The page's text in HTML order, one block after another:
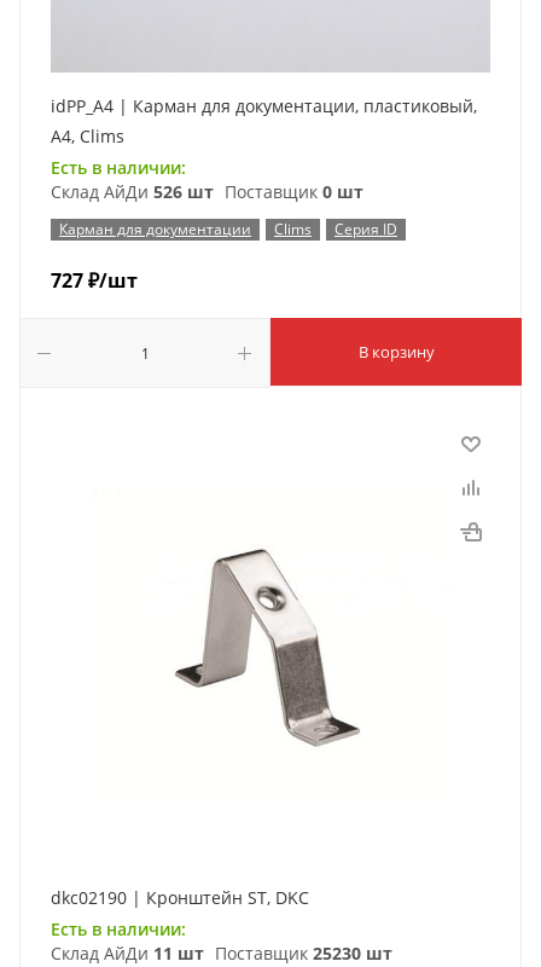
idPP_A4 | Карман для документации, пластиковый,
A4, Clims
Есть в наличии:
Склад АйДи 526 шт Поставщик 0 шт
Карман для документации Clims Серия ID
727₽/шт
В корзину
dkc02190 | Кронштейн ST, DKC
Есть в наличии:
Склад АйДи 11 шт Поставщик 25230 шт